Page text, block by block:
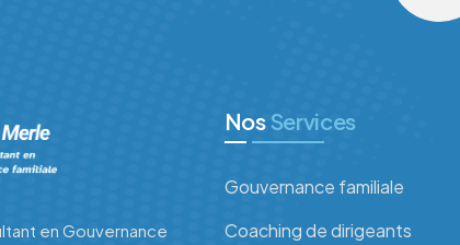
en Gouvernance
Nos Services
Gouvernance familiale
Coaching de dirigeants